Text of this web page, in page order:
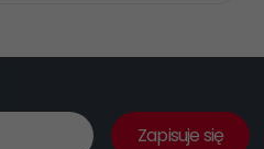
Zapisuje się